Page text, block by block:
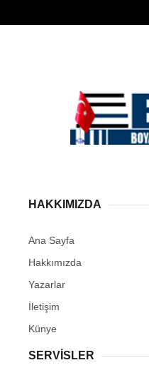
HAKKIMIZDA
Ana Sayfa
Hakkımızda
Yazarlar
İletişim
Künye
SERVISLER